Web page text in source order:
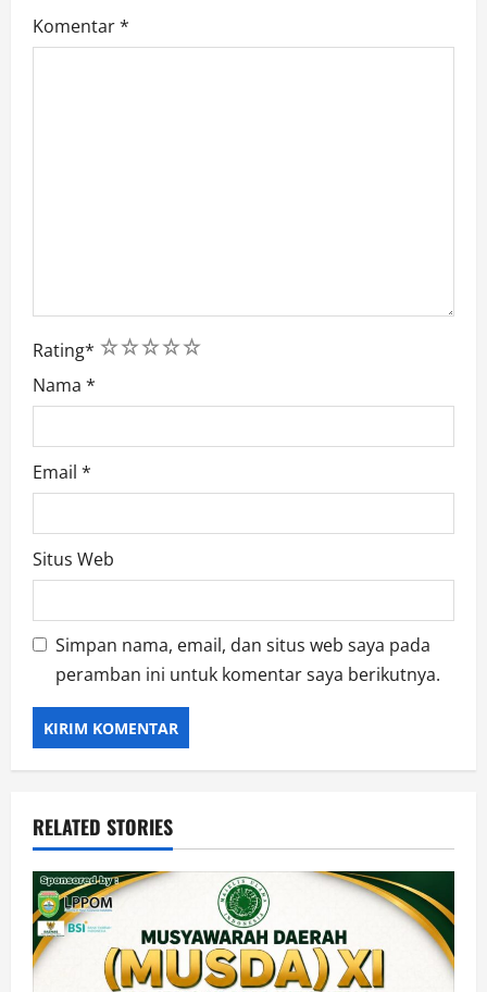
Komentar*
Rating* 5
4
3
2
1
Nama *
Email *
Situs Web
Simpan nama, email, dan situs web saya pada
peramban ini untuk komentar saya berikutnya.
RELATED STORIES